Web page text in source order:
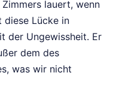
lauert, wenn
diese Lücke in
der Ungewissheit. Er
dem des
was wir nicht